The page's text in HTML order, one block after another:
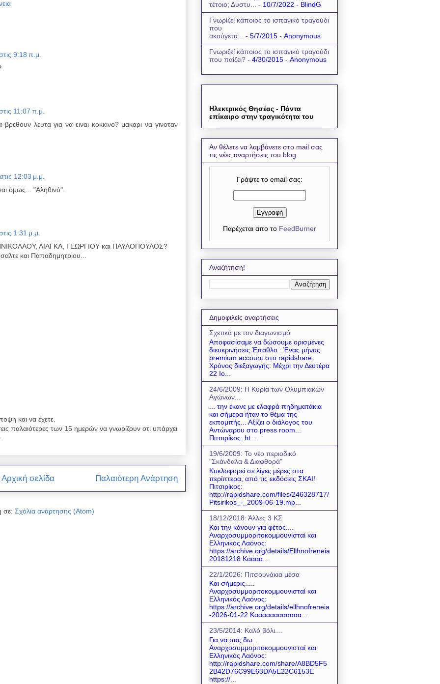
9:18 π.μ.
11:07 π.μ.
λευτα για να ειναι κοκκινο? μακαρι να γινοταν
12:03 μ.μ.
όμως... "Αληθινό".
1:31 μ.μ.
ΛΙΑΓΚΑ, ΓΕΩΡΓΙΟΥ και ΠΑΥΛΟΠΟΥΛΟΣ?
και Παπαδημητριου...
και να έχετε.
παλαιότερες των 15 ημερών να γνωρίζουν οτι υπάρχει
Παλαιότερη Ανάρτηση
Αρχική σελίδα
σε: Σχόλια ανάρτησης (Atom)
τέτοιο; Δυστυ...
- 10/7/2022 - BlindG
Γνωρίζει κάποιος το ισπανικό τραγούδι
που
ακούγετα...
- 5/7/2015 - Anonymous
Γνωριζεί κάποιος το ισπανικό τραγούδι
που παίζει? - 4/30/2015 - Anonymous
Ηλεκτρικός Θησέας - Πάντα
επίκαιρο στην τραγικότητα του
Αν θέλετε να λαμβάνετε στο mail σας
τις νέες αναρτήσεις του blog
Γράψτε το email σας:
Παρέχεται απο το FeedBurner
Αναζήτηση!
Δημοφιλείς αναρτήσεις
Σχετικά με τον διαγωνισμό
Αποφασίσαμε να δώσουμε ορισμένες
διευκρινήσεις Έπαθλο : Ένας μήνας
premium account στο rapidshare
Χρόνος διεξαγωγής: Μέχρι την Δευτέρα
22 Ιο...
24/6/2009: Η Κυρία των Ολυμπιακών
Αγώνων...
... την έκανε με ελαφρά πηδηματάκια
και σήμερα ήταν το θέμα της
εκπομπής... Αξίζει ο διάλογος του
Αντώναρου στο press room...
Πιτσιρίκος: ht...
19/6/2009: Το νέο περιοδικό
"Σκάνδαλα & Διαφθορά"
Κυκλοφορεί σε λίγες μέρες στα
περίπτερα, από τις εκδόσεις ΣΚΑΙ!
Πιτσιρίκος:
http://rapidshare.com/files/246328717/
Pitsirikos_-_2009-06-19.mp...
18/12/2018: Άλλες 3 ΚΣ
Και την κάνουν για φέτος....
Αναρχοσυμμοριτοκομμουνισταί και
Ελληνικός Λαόνος:
https://archive.org/details/Ellhnofreneia
20181218 Καααα...
22/1/2026: Πιτσουνάκια μέσα
Και σήμερις.....
Αναρχοσυμμοριτοκομμουνισταί και
Ελληνικός Λαόνος:
https://archive.org/details/ellhnofreneia
-2026-01-22 Καααααααααααα...
23/5/2014: Καλό βόλι....
Για να σας δω...
Αναρχοσυμμοριτοκομμουνισταί και
Ελληνικός Λαόνος:
http://rapidshare.com/share/A8BD5F5
2B42D76C99E63DA5E22C6153E
https://...